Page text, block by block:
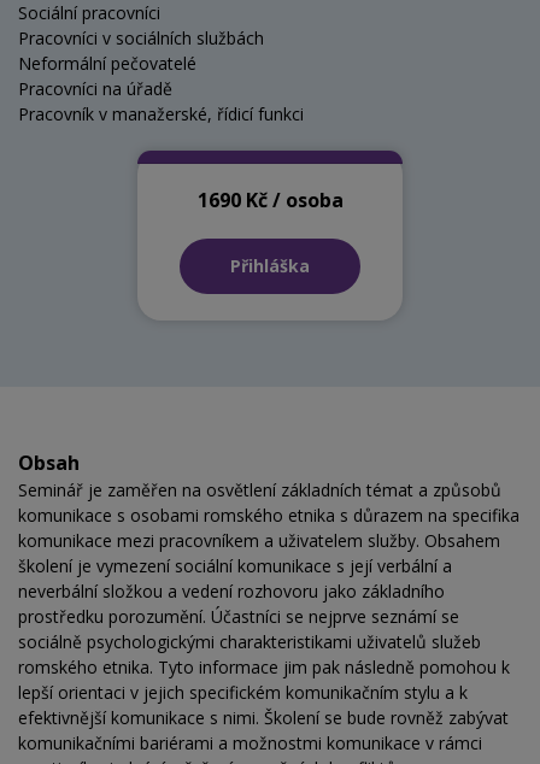
Sociální pracovníci
Pracovníci v sociálních službách
Neformální pečovatelé
Pracovníci na úřadě
Pracovník v manažerské, řídicí funkci
1690 Kč / osoba
Přihláška
Obsah
Seminář je zaměřen na osvětlení základních témat a způsobů
komunikace s osobami romského etnika s důrazem na specifika
komunikace mezi pracovníkem a uživatelem služby. Obsahem
školení je vymezení sociální komunikace s její verbální a
neverbální složkou a vedení rozhovoru jako základního
prostředku porozumění. Účastníci se nejprve seznámí se
sociálně psychologickými charakteristikami uživatelů služeb
romského etnika. Tyto informace jim pak následně pomohou k
lepší orientaci v jejich specifickém komunikačním stylu a k
efektivnější komunikace s nimi. Školení se bude rovněž zabývat
komunikačními bariérami a možnostmi komunikace v rámci